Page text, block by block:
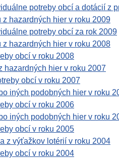
potreby obcí a dotácií z
hazardných hier v roku 2009
potreby obcí za rok 2009
hazardných hier v roku 2008
obcí v roku 2008
hazardných hier v roku 2007
obcí v roku 2007
iných podobných hier v roku
obcí v roku 2006
iných podobných hier v roku
obcí v roku 2005
z výťažkov lotérií v roku 2004
obcí v roku 2004